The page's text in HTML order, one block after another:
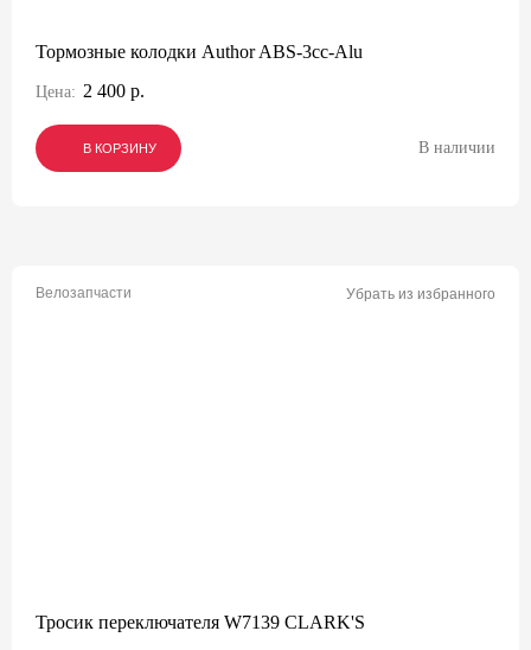
Тормозные колодки Author ABS-3cc-Alu
Цена: 2 400 р.
В КОРЗИНУ
В КОРЗИНУ
В КОРЗИНУ В наличии
Велозапчасти Убрать из избранного
Тросик переключателя W7139 CLARK'S